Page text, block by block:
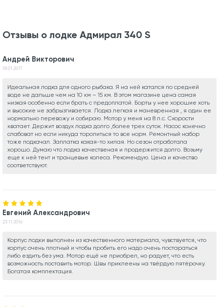
Отзывы о лодке Адмирал 340 S
Андрей Викторович
18.01.2017
Идеальная лодка для одного рыбака. Я на ней катался по средней
воде не дальше чем на 10 км – 15 км. В этом магазине цена самая
низкая особенно если брать с предоплатой. Борты у нее хорошие хоть
и высокие не забрызгивается. Лодка легкая и маневренная , я один ее
нормально перевожу и собираю. Мотор у меня на 8 л.с. Скорости
хватает. Держит воздух лодка долго ,более трех суток. Насос конечно
слабоват но если никуда торопиться то все норм. Ремонтный набор
тоже подкачал. Заплатка какая-то хилая. Но сезон отработала
хорошо. Думаю что лодка качественая и продержится долго. Возьму
еще к ней тент и транцевые колеса. Рекомендую. Цена и качество
соответствуют.
Евгений Александрович
23.11.2016
Корпус лодки выполнен из качественного материала, чувствуется, что
корпус очень плотный и чтобы пробить его надо очень постараться
либо ездить без ума. Мотор ещё не приобрел, но радует, что есть
возможность поставить мотор. Швы приклеены на твёрдую пятёрочку.
Богатая комплектация.